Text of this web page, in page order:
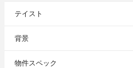
テイスト
背景
物件スペック